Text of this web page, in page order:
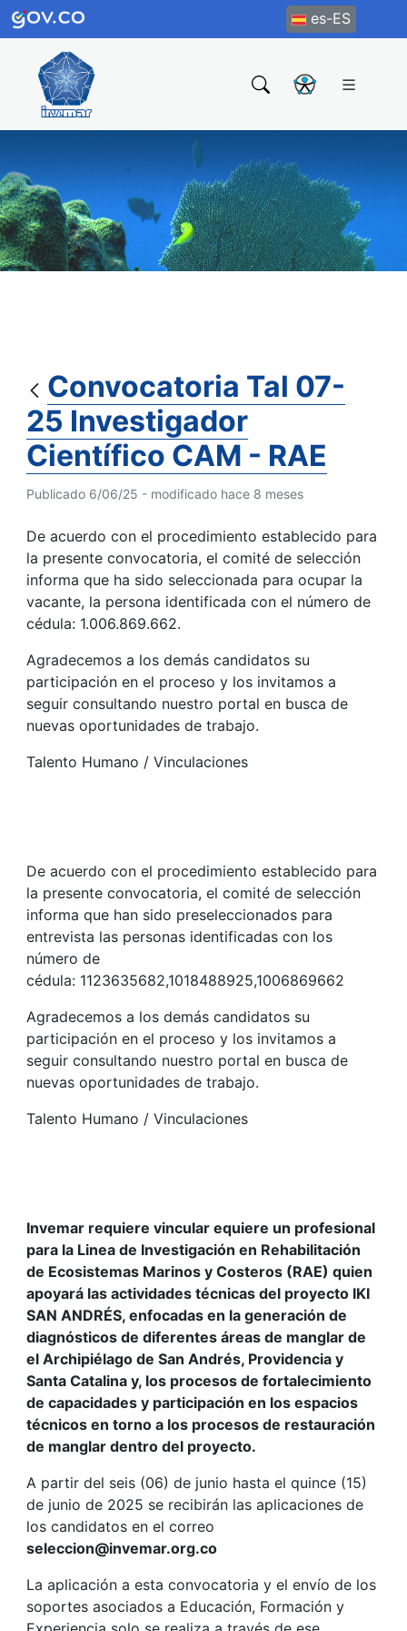
es-ES
Convocatoria Tal 07-
25 Investigador
Científico CAM - RAE
Publicado 6/06/25 - modificado hace 8 meses
De acuerdo con el procedimiento establecido para
la presente convocatoria, el comité de selección
informa que ha sido seleccionada para ocupar la
vacante, la persona identificada con el número de
cédula: 1.006.869.662.
Agradecemos a los demás candidatos su
participación en el proceso y los invitamos a
seguir consultando nuestro portal en busca de
nuevas oportunidades de trabajo.
Talento Humano / Vinculaciones
De acuerdo con el procedimiento establecido para
la presente convocatoria, el comité de selección
informa que han sido preseleccionados para
entrevista las personas identificadas con los
número de
cédula: 1123635682,1018488925,1006869662
Agradecemos a los demás candidatos su
participación en el proceso y los invitamos a
seguir consultando nuestro portal en busca de
nuevas oportunidades de trabajo.
Talento Humano / Vinculaciones
Invemar requiere vincular equiere un profesional
para la Linea de Investigación en Rehabilitación
de Ecosistemas Marinos y Costeros (RAE) quien
apoyará las actividades técnicas del proyecto IKI
SAN ANDRÉS, enfocadas en la generación de
diagnósticos de diferentes áreas de manglar de
el Archipiélago de San Andrés, Providencia y
Santa Catalina y, los procesos de fortalecimiento
de capacidades y participación en los espacios
técnicos en torno a los procesos de restauración
de manglar dentro del proyecto.
A partir del seis (06) de junio hasta el quince (15)
de junio de 2025 se recibirán las aplicaciones de
los candidatos en el correo
seleccion@invemar.org.co
La aplicación a esta convocatoria y el envío de los
soportes asociados a Educación, Formación y